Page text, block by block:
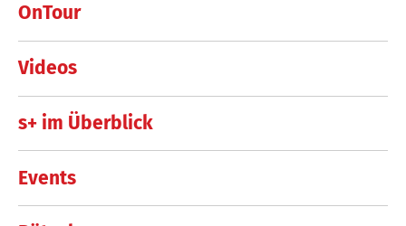
OnTour
Videos
s+ im Überblick
Events